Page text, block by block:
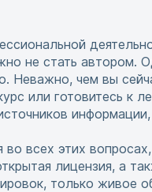
не стать автором.
Неважно, чем вы
или готовитесь
во всех этих
лицензия, а
только живое